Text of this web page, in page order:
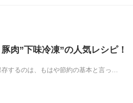
肉”下味冷凍”の人気レシピ！
するのは、もはや節約の基本と言っ…